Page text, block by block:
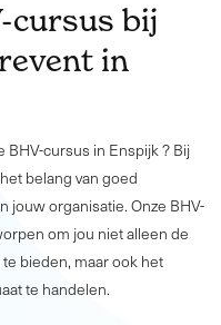
cursus bij
in
cursus in Enspijk ? Bij
belang van goed
organisatie. Onze BHV-
om jou niet alleen de
bieden, maar ook het
te handelen.